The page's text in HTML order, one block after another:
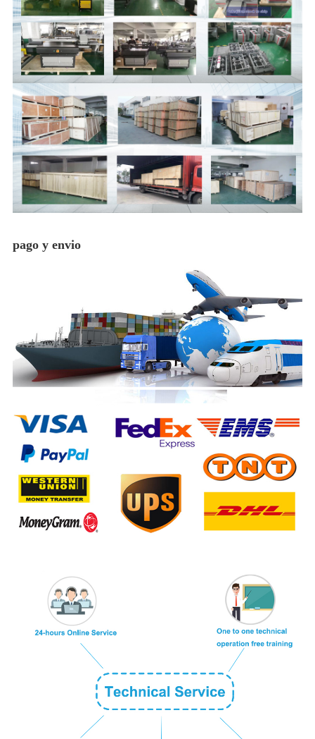
pago y envio